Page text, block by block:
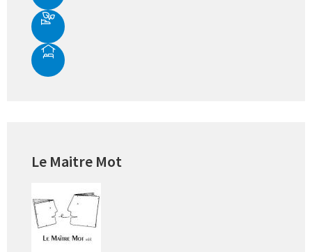
Le Maitre Mot